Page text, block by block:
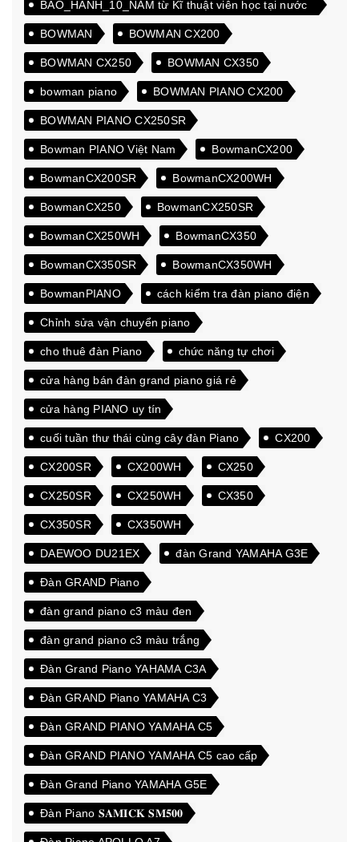
BẢO_HÀNH_10_NĂM từ Kĩ thuật viên học tại nước
ngoài
BOWMAN BOWMAN CX200
BOWMAN CX250 BOWMAN CX350
bowman piano BOWMAN PIANO CX200
BOWMAN PIANO CX250SR
Bowman PIANO Việt Nam BowmanCX200
BowmanCX200SR BowmanCX200WH
BowmanCX250 BowmanCX250SR
BowmanCX250WH BowmanCX350
BowmanCX350SR BowmanCX350WH
BowmanPIANO cách kiểm tra đàn piano điện
Chỉnh sửa vận chuyển piano
cho thuê đàn Piano chức năng tự chơi
cửa hàng bán đàn grand piano giá rẻ
cửa hàng PIANO uy tín
cuối tuần thư thái cùng cây đàn Piano CX200
CX200SR CX200WH CX250
CX250SR CX250WH CX350
CX350SR CX350WH
DAEWOO DU21EX đàn Grand YAMAHA G3E
Đàn GRAND Piano
đàn grand piano c3 màu đen
đàn grand piano c3 màu trắng
Đàn Grand Piano YAHAMA C3A
Đàn GRAND Piano YAMAHA C3
Đàn GRAND PIANO YAMAHA C5
Đàn GRAND PIANO YAMAHA C5 cao cấp
Đàn Grand Piano YAMAHA G5E
Đàn Piano 𝐒𝐀𝐌𝐈𝐂𝐊 𝐒𝐌𝟓𝟎𝟎